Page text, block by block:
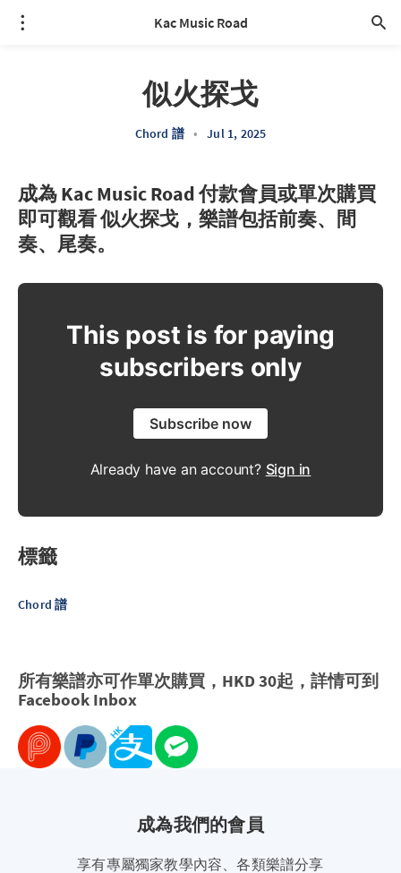
Kac Music Road
似火探戈
Chord 譜 • Jul 1, 2025
成為 Kac Music Road 付款會員或單次購買
即可觀看 似火探戈，樂譜包括前奏、間
奏、尾奏。
This post is for paying
subscribers only
Subscribe now
Already have an account? Sign in
標籤
Chord 譜
所有樂譜亦可作單次購買，HKD 30起，詳情可到
Facebook Inbox
成為我們的會員
享有專屬獨家教學內容、各類樂譜分享